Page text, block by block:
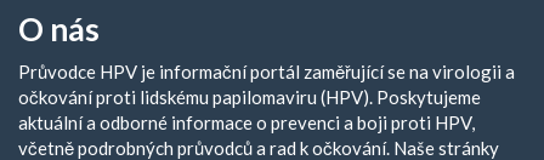
O nás
Průvodce HPV je informační portál zaměřující se na virologii a
očkování proti lidskému papilomaviru (HPV). Poskytujeme
aktuální a odborné informace o prevenci a boji proti HPV,
včetně podrobných průvodců a rad k očkování. Naše stránky